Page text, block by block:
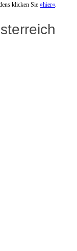
klicken Sie »hier«